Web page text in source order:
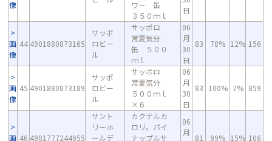
像
ワー 缶
３５０ｍｌ
日
画
像
44 4901880873165
サッポ
ロビー
ル
サッポロ
常夏気分
缶 ５００
ｍｌ
06
月
30
日
83 78% 12% 156
画
像
45 4901880873189
サッポ
ロビー
ル
サッポロ
常夏気分
５００ｍｌ
×６
06
月
30
日
83 100% 7% 859
画 46 4901777244955
サント
リーホ
ールデ
カクテルカ
ロリ。パイ
ナップルサ
06
月
81 99% 15% 106